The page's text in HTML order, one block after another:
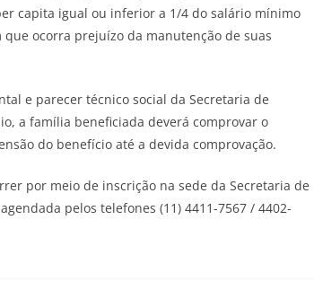
capita igual ou inferior a 1/4 do salário mínimo
ocorra prejuízo da manutenção de suas
e parecer técnico social da Secretaria de
a família beneficiada deverá comprovar o
do benefício até a devida comprovação.
por meio de inscrição na sede da Secretaria de
pelos telefones (11) 4411-7567 / 4402-